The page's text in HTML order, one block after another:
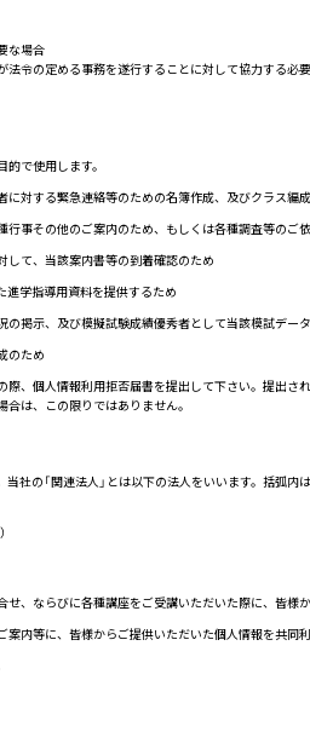
な場合
令の定める事務を遂行することに対して協力する
で使用します。
対する緊急連絡等のための名簿作成、及びクラス編
事その他のご案内のため、もしくは各種調査等のご
て、当該案内書等の到着確認のため
学指導用資料を提供するため
掲示、及び模擬試験成績優秀者として当該模試デー
のため
、個人情報利用拒否届書を提出して下さい。提出
は、この限りではありません。
社の「関連法人」とは以下の法人をいいます。括弧内
、ならびに各種講座をご受講いただいた際に、皆様
内等に、皆様からご提供いただいた個人情報を共同利